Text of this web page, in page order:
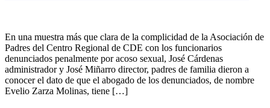
En una muestra más que clara de la complicidad de la Asociación de
Padres del Centro Regional de CDE con los funcionarios
denunciados penalmente por acoso sexual, José Cárdenas
administrador y José Miñarro director, padres de familia dieron a
conocer el dato de que el abogado de los denunciados, de nombre
Evelio Zarza Molinas, tiene […]